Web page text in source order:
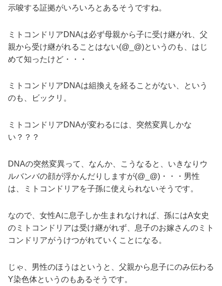
示唆する証拠がいろいろとあるそうですね。
ミトコンドリアDNAは必ず母親から子に受け継がれ、父
親から受け継がれることはない(@_@)というのも、はじ
めて知ったけど・・・
ミトコンドリアDNAは組換えを経ることがない、という
のも、ビックリ。
ミトコンドリアDNAが変わるには、突然変異しかな
い？？？
DNAの突然変異って、なんか、こうなると、いきなりウ
ルバンバの顔が浮かんだりしますが(@_@)・・・男性
は、ミトコンドリアを子孫に使えられないそうです。
なので、女性Aに息子しか生まれなければ、孫にはA女史
のミトコンドリアは受け継がれず、息子のお嫁さんのミト
コンドリアがうけつがれていくことになる。
じゃ、男性のほうはというと、父親から息子にのみ伝わる
Y染色体というのもあるそうです。